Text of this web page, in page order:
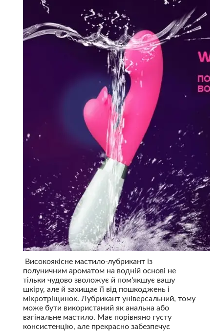
Високоякісне мастило-лубрикант із
полуничним ароматом на водній основі не
тільки чудово зволожує й пом'якшує вашу
шкіру, але й захищає її від пошкоджень і
мікротріщинок. Лубрикант універсальний, тому
може бути використаний як анальна або
вагінальне мастило. Має порівняно густу
консистенцію, але прекрасно забезпечує